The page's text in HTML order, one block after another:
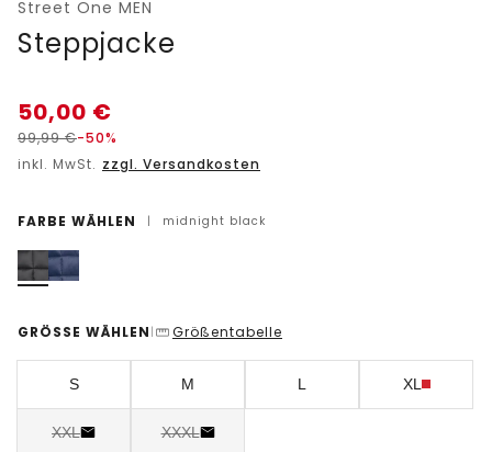
Street One MEN
Steppjacke
50,00 €
99,99€-50%
inkl. MwSt. zzgl. Versandkosten
FARBE WÄHLEN | midnight black
GRÖSSE WÄHLEN | Größentabelle
S M L XL
XXL XXXL